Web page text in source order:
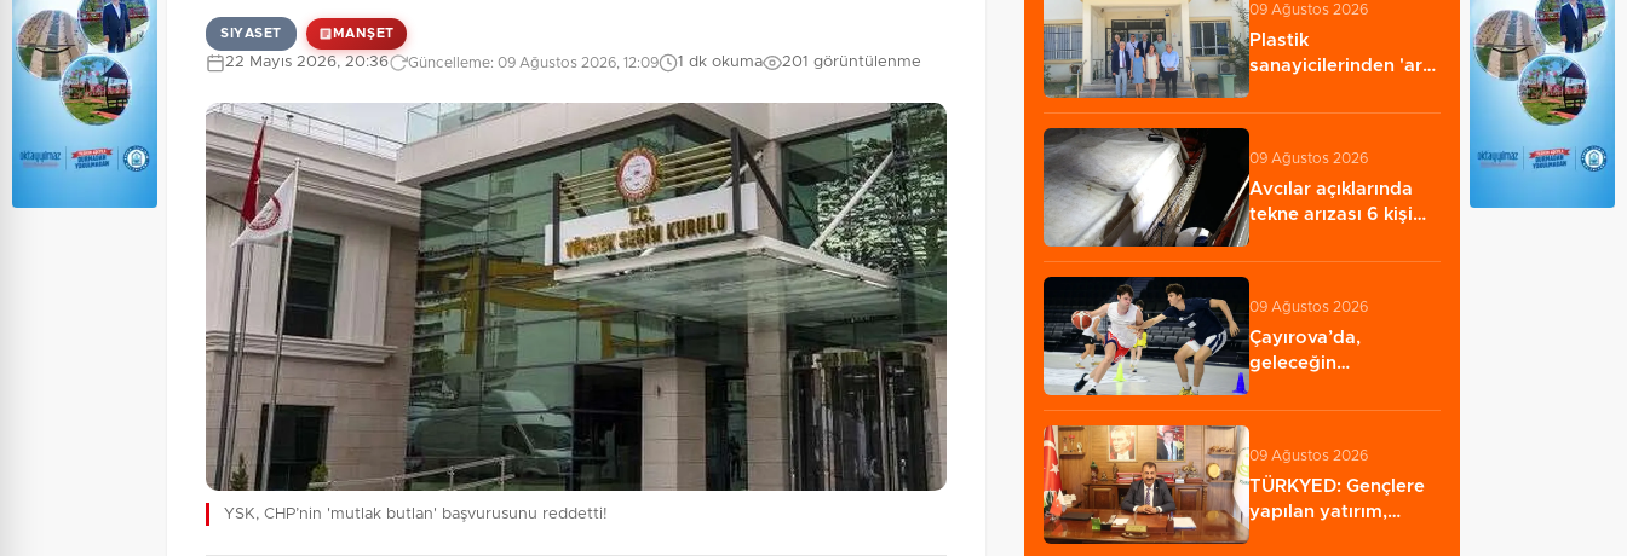
SIYASET MANŞET
22 Mayıs 2026, 20:36 Güncelleme: 09 Ağustos 2026, 12:09 1 dk okuma 201 görüntülenme
YSK, CHP’nin 'mutlak butlan' başvurusunu reddetti!
09 Ağustos 2026
Plastik
sanayicilerinden 'ara
09 Ağustos 2026
Avcılar açıklarında
tekne arızası 6 kişi
09 Ağustos 2026
Çayırova’da,
geleceğin
seçmelerde…
09 Ağustos 2026
TÜRKYED: Gençlere
yapılan yatırım,